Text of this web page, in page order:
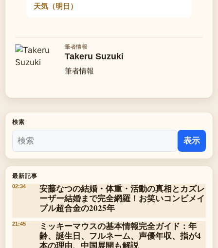
天気（明日）
筆者情報
Takeru Suzuki
筆者情報
検索
表示
最新記事
02:34
安藤なつの結婚・体重・活動の真相とカズレ
ーザー結婚まで完全網羅！お笑いコンビメイ
プル超合金の2025年
21:45
ミッキーマウスの基本情報完全ガイド：年
齢、誕生日、フルネーム、声優年収、指が4
本の理由、中国展開も解説